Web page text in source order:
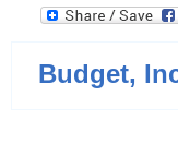
Budget,